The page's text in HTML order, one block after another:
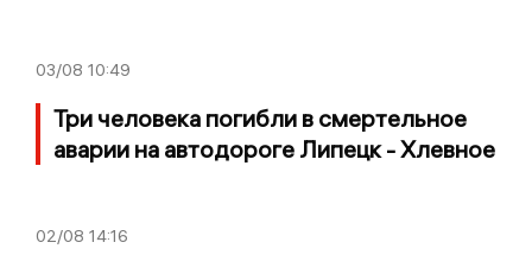
03/08 10:49
Три человека погибли в смертельное
аварии на автодороге Липецк - Хлевное
02/08 14:16